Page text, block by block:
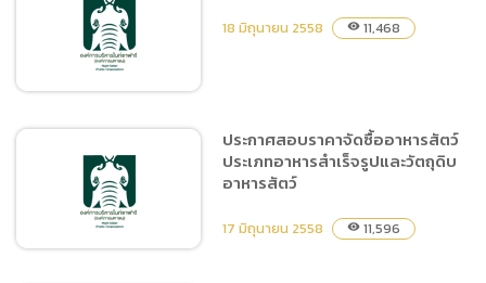
จัดจ้างทำสมุดโน๊ต
จัดซื้อน้ำมันเชื้อเพลิงชนิด
18 มิถุนายน 2558 visibility 11,468
ประกาศสอบราคาจัดซื้ออาหารสัตว์
ประเภทอาหารสำเร็จรูปและวัตถุดิบ
อาหารสัตว์
17 มิถุนายน 2558 visibility 11,596